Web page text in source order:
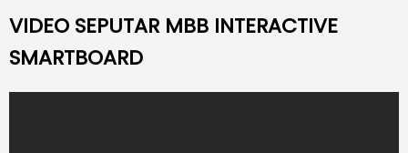
VIDEO SEPUTAR MBB INTERACTIVE
SMARTBOARD